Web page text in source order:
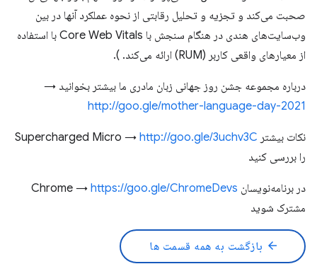
صحبت می‌کند و تجزیه و تحلیل رقابتی از نحوه عملکرد آنها در بین
وب‌سایت‌های هندی در هنگام سنجش با Core Web Vitals با استفاده
از معیارهای واقعی کاربر (RUM) ارائه می‌کند. ).
درباره مجموعه جشن روز جهانی زبان مادری ما بیشتر بخوانید →
http://goo.gle/mother-language-day-2021
نکات بیشتر Supercharged Micro → http://goo.gle/3uchv3C
را بررسی کنید
در برنامه‌نویسان Chrome → https://goo.gle/ChromeDevs
مشترک شوید
arrow_back بازگشت به همه قسمت ها